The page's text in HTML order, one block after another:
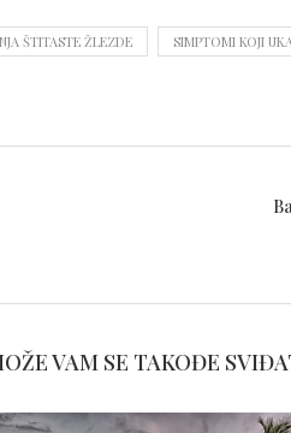
ŠTITASTE ŽLEZDE SIMPTOMI KOJI
VAM SE TAKOĐE